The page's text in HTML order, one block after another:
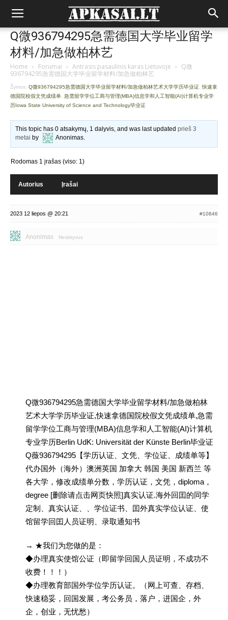
Q微936794295急需德国大学毕业留学
材料/加急做柏林艺
Home › Forumai › Antrasis pasaulinis karas Lietuvoje › Q微
936794295急需德国大学毕业留学材料/加急做柏林艺
Žymos: Q微936794295急需德国大学毕业留学材料/加急做柏林艺术大学学历毕业证 快速拿
德国院校假文凭成绩单 急需留学学位工商与管理(MBA)信息学和人工智能(AI)计算机专业学
历Iowa State University of Science and Technology毕业证
This topic has 0 atsakymų, 1 dalyvis, and was last updatedprieš 3
metai by Anonimas.
Rodomas 1 įrašas (viso: 1)
Autorius Įrašai
2023 12 liepos @ 20:21 #10846
Anonimas Neaktyvus
Q微936794295急需德国大学毕业留学材料/加急做柏林
艺术大学学历毕业证,快速拿德国院校假文凭成绩单,急需
留学学位工商与管理(MBA)信息学和人工智能(AI)计算机
专业学历Berlin UdK: Universität der Künste Berlin毕业证
Q薇936794295【学历认证、文凭、学位证、成绩单等】
代办国外（海外）澳洲英国 加拿大 韩国 美国 新西兰 等
各大学，修改成绩单分数，学历认证，文凭，diploma，
degree [删除请点击网页快照]真实认证.海外回囯的同学
定制、真实认证、、学位证书、囯外真实学位认证、使
馆留学回囯人员证明、录取通知书
→ ★我们为您做的是：
◆办理真实使馆公证（即留学回国人员证明，不成功不
收费！！！）
◆办理教育部国外学位学历认证。（网上可查、存档、
快速稳妥，回国发展，考公务员，落户，进国企，外
企，创业，无忧愁）